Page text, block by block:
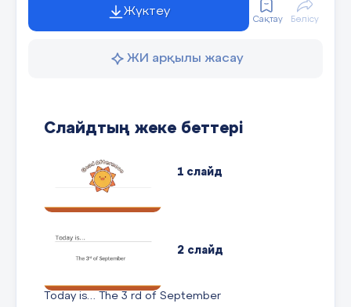
Жүктеу
Сақтау Бөлісу
ЖИ арқылы жасау
Слайдтың жеке беттері
1 слайд
2 слайд
Today is… The 3 rd of September